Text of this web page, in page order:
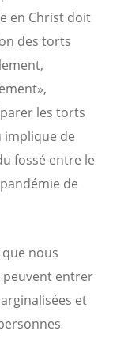
en Christ doit
des torts
les torts
implique de
fossé entre le
de
nous
peuvent entrer
et